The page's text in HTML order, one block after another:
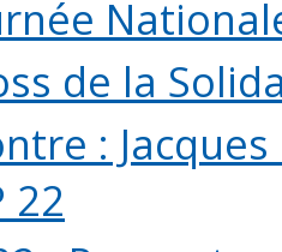
de la
:
22